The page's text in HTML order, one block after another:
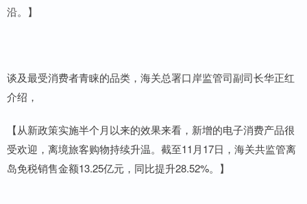
沿。】
谈及最受消费者青睐的品类，海关总署口岸监管司副司长华正红
介绍，
【从新政策实施半个月以来的效果来看，新增的电子消费产品很
受欢迎，离境旅客购物持续升温。截至11月17日，海关共监管离
岛免税销售金额13.25亿元，同比提升28.52%。】